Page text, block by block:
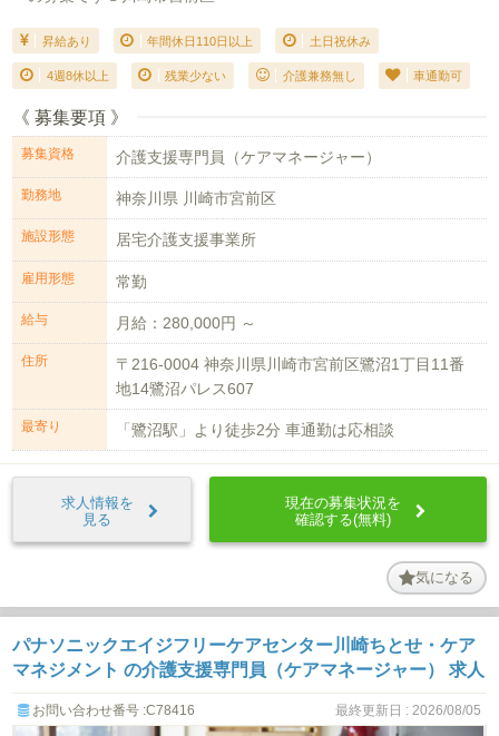
昇給あり 年間休日110日以上 土日祝休み
4週8休以上 残業少ない 介護兼務無し 車通勤可
《 募集要項 》
募集資格 介護支援専門員（ケアマネージャー）
勤務地 神奈川県 川崎市宮前区
施設形態 居宅介護支援事業所
雇用形態 常勤
給与 月給：280,000円 ～
住所
〒216-0004 神奈川県川崎市宮前区鷺沼1丁目11番
地14鷺沼パレス607
最寄り 「鷺沼駅」より徒歩2分 車通勤は応相談
求人情報を
見る
現在の募集状況を
確認する(無料)
気になる
パナソニックエイジフリーケアセンター川崎ちとせ・ケア
マネジメント の介護支援専門員（ケアマネージャー） 求人
お問い合わせ番号 :C78416 最終更新日 : 2026/08/05